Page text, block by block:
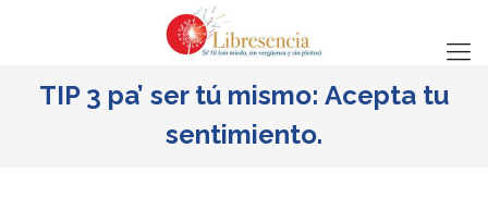
TIP 3 pa’ ser tú mismo: Acepta tu
sentimiento.